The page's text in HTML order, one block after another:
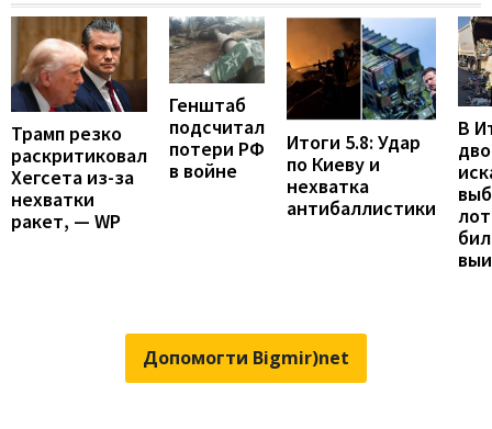
Трамп резко
раскритиковал
Хегсета из-за
нехватки
ракет, — WP
Генштаб
подсчитал
потери РФ
в войне
Итоги 5.8: Удар
по Киеву и
нехватка
антибаллистики
В
Допомогти Bigmir)net